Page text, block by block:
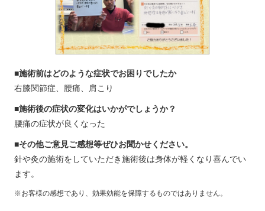
■施術前はどのような症状でお困りでしたか
右膝関節症、腰痛、肩こり
■施術後の症状の変化はいかがでしょうか？
腰痛の症状が良くなった
■その他ご意見ご感想等ぜひお聞かせください。
針や灸の施術をしていただき施術後は身体が軽くなり喜んでい
ます。
※お客様の感想であり、効果効能を保障するものではありません。